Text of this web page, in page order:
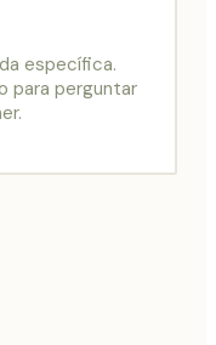
específica.
para perguntar